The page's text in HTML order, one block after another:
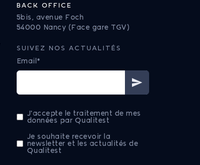
BACK OFFICE
5bis, avenue Foch
54000 Nancy (Face gare TGV)
SUIVEZ NOS ACTUALITÉS
Email*
J'accepte le traitement de mes
données par Qualitest
Je souhaite recevoir la
newsletter et les actualités de
Qualitest